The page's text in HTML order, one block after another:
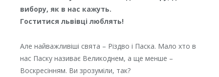
вибору, як в нас кажуть.
Гоститися львівці люблять!
Але найважливіші свята – Різдво і Паска. Мало хто в
нас Паску називає Великоднем, а ще менше –
Воскресінням. Ви зрозуміли, так?